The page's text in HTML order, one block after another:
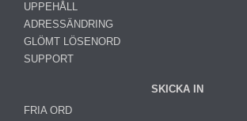
UPPEHÅLL
ADRESSÄNDRING
GLÖMT LÖSENORD
SUPPORT
SKICKA IN
FRIA ORD